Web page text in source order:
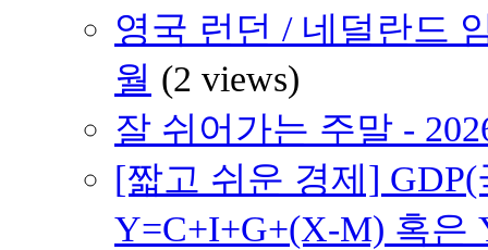
영국 런던 / 네덜란드
월 (2 views)
잘 쉬어가는 주말 -
[짧고 쉬운 경제]
Y=C+I+G+(X-M) 혹은